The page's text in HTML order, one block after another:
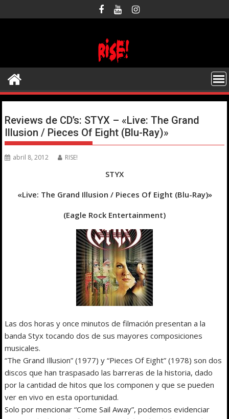
al
Reviews de CD’s: STYX – «Live: The Grand
Illusion / Pieces Of Eight (Blu-Ray)»
abril 8, 2012 RISE!
STYX
«Live: The Grand Illusion / Pieces Of Eight (Blu-Ray)»
(Eagle Rock Entertainment)
Las dos horas y once minutos de filmación presentan a la
banda Styx tocando dos de sus mayores composiciones
musicales.
“The Grand Illusion” (1977) y “Pieces Of Eight” (1978) son dos
discos que han traspasado las barreras de la historia, dado
por la cantidad de hitos que los componen y que se pueden
ver en vivo en esta oportunidad.
Solo por mencionar “Come Sail Away”, podemos evidenciar